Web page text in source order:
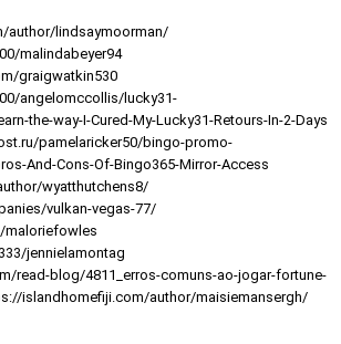
author/lindsaymoorman/
malindabeyer94
graigwatkin530
angelomccollis/lucky31-
the-way-I-Cured-My-Lucky31-Retours-In-2-Days
pamelaricker50/bingo-promo-
And-Cons-Of-Bingo365-Mirror-Access
wyatthutchens8/
vulkan-vegas-77/
maloriefowles
jennielamontag
read-blog/4811_erros-comuns-ao-jogar-fortune-
islandhomefiji.com/author/maisiemansergh/